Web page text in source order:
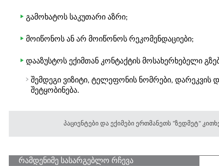
გამოხატოს საკუთარი აზრი;
მოიწონოს ან არ მოიწონოს რეკომენდაციები;
დააზუსტოს ექიმთან კონტაქტის მოსახერხებელი
შემდეგი ვიზიტი, ტელეფონის ნომრები,
შეტყობინება.
პაციენტები და ექიმები ერთმანეთს "ზედმეტ"
რამდენიმე სასარგებლო რჩევა